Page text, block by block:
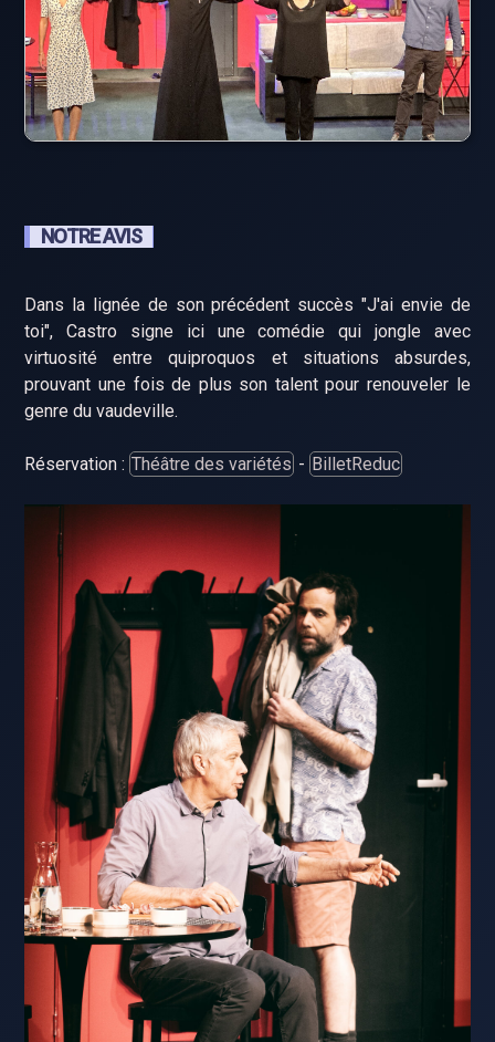
NOTRE AVIS
Dans la lignée de son précédent succès "J'ai envie de
toi", Castro signe ici une comédie qui jongle avec
virtuosité entre quiproquos et situations absurdes,
prouvant une fois de plus son talent pour renouveler le
genre du vaudeville.
Réservation : Théâtre des variétés - BilletReduc